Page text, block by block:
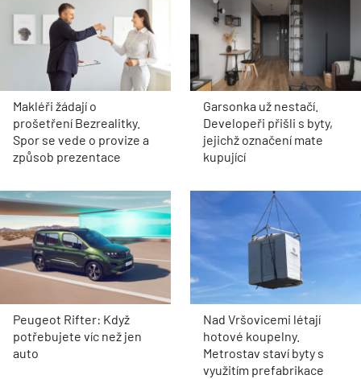
Makléři žádají o
prošetření Bezrealitky.
Spor se vede o provize a
způsob prezentace
Garsonka už nestačí.
Developeři přišli s byty,
jejichž označení mate
kupující
Peugeot Rifter: Když
potřebujete víc než jen
auto
Nad Vršovicemi létají
hotové koupelny.
Metrostav staví byty s
využitím prefabrikace